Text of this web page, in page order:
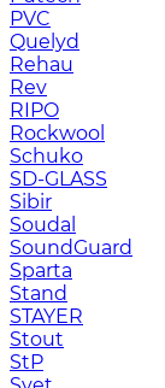
PVC
Quelyd
Rehau
Rev
RIPO
Rockwool
Schuko
SD-GLASS
Sibir
Soudal
SoundGuard
Sparta
Stand
STAYER
Stout
StP